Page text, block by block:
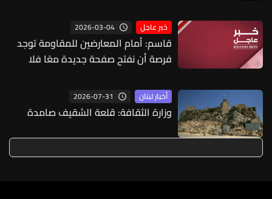
الهادئ
خبر عاجل 2026-03-04
قاسم: أمام المعارضين للمقاومة توجد
فرصة أن نفتح صفحة جديدة معًا فلا
المواجهة والحرب
أخبار لبنان 2026-07-31
وزارة الثقافة: قلعة الشقيف صامدة